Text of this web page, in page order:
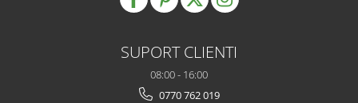
SUPORT CLIENTI
08:00 - 16:00
0770 762 019